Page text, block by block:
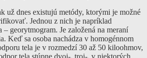
už dnes existujú metódy, ktorými je možné
Jednou z nich je napríklad
georytmogram. Je založená na meraní
Keď sa osoba nachádza v homogénnom
tela je v rozmedzí 30 až 50 kiloohmov,
tela stúpne dvoj-, troj-, v niektorých